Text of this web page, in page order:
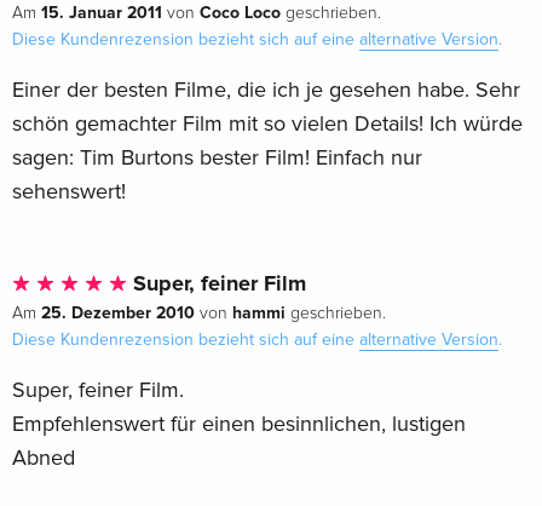
Am 15. Januar 2011 von Coco Loco geschrieben.
Diese Kundenrezension bezieht sich auf eine alternative Version.
Einer der besten Filme, die ich je gesehen habe. Sehr
schön gemachter Film mit so vielen Details! Ich würde
sagen: Tim Burtons bester Film! Einfach nur
sehenswert!
Super, feiner Film
Am 25. Dezember 2010 von hammi geschrieben.
Diese Kundenrezension bezieht sich auf eine alternative Version.
Super, feiner Film.
Empfehlenswert für einen besinnlichen, lustigen
Abned